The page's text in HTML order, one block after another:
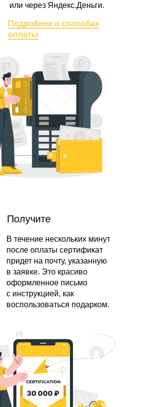
или через Яндекс.Деньги.
Подробнее о способах
оплаты
Получите
В течение нескольких минут
после оплаты сертификат
придет на почту, указанную
в заявке. Это красиво
оформленное письмо
с инструкцией, как
воспользоваться подарком.